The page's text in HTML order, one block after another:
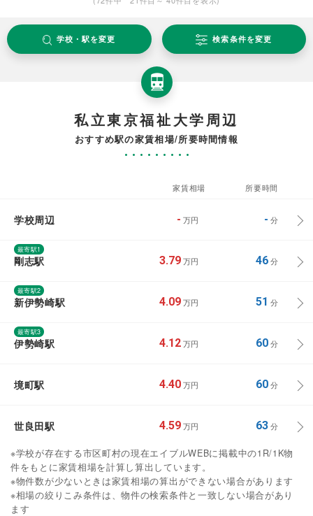
学校・駅を変更 検索条件を変更
私立東京福祉大学周辺
おすすめ駅の家賃相場/所要時間情報
家賃相場 所要時間
学校周辺 - 万円 - 分
最寄駅1
剛志駅 3.79 万円 46分
最寄駅2
新伊勢崎駅 4.09 万円 51 分
最寄駅3
伊勢崎駅 4.12 万円 60分
境町駅 4.40 万円 60分
世良田駅 4.59 万円 63分
※学校が存在する市区町村の現在エイブルWEBに掲載中の1R/1K物
件をもとに家賃相場を計算し算出しています。
※物件数が少ないときは家賃相場の算出ができない場合があります
※相場の絞りこみ条件は、物件の検索条件と一致しない場合があり
ます